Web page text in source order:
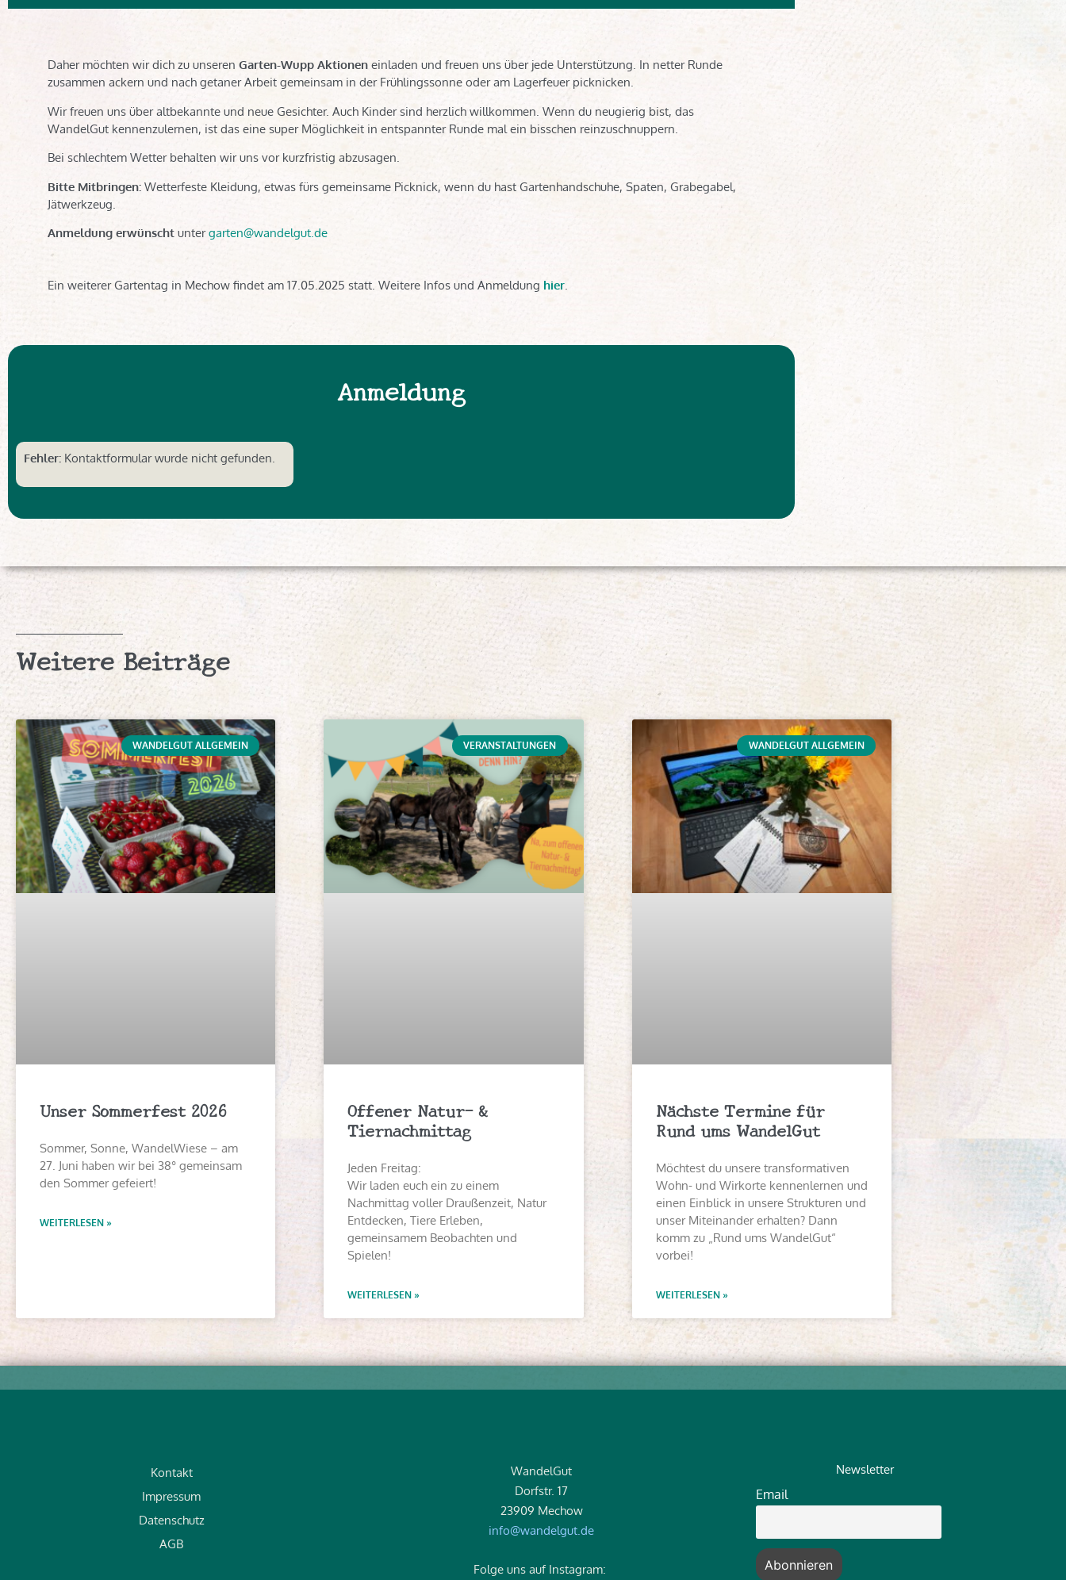
Daher möchten wir dich zu unseren Garten-Wupp Aktionen einladen und freuen uns über jede Unterstützung. In netter Runde
zusammen ackern und nach getaner Arbeit gemeinsam in der Frühlingssonne oder am Lagerfeuer picknicken.
Wir freuen uns über altbekannte und neue Gesichter. Auch Kinder sind herzlich willkommen. Wenn du neugierig bist, das
WandelGut kennenzulernen, ist das eine super Möglichkeit in entspannter Runde mal ein bisschen reinzuschnuppern.
Bei schlechtem Wetter behalten wir uns vor kurzfristig abzusagen.
Bitte Mitbringen: Wetterfeste Kleidung, etwas fürs gemeinsame Picknick, wenn du hast Gartenhandschuhe, Spaten, Grabegabel,
Jätwerkzeug.
Anmeldung erwünscht untergarten@wandelgut.de
Ein weiterer Gartentag in Mechow findet am 17.05.2025 statt. Weitere Infos und Anmeldung hier.
Anmeldung
Fehler: Kontaktformular wurde nicht gefunden.
Weitere Beiträge
WANDELGUT ALLGEMEIN
Unser Sommerfest 2026
Sommer, Sonne, WandelWiese – am
27. Juni haben wir bei 38° gemeinsam
den Sommer gefeiert!
WEITERLESEN »
VERANSTALTUNGEN
Offener Natur- &
Tiernachmittag
Jeden Freitag:
Wir laden euch ein zu einem
Nachmittag voller Draußenzeit, Natur
Entdecken, Tiere Erleben,
gemeinsamem Beobachten und
Spielen!
WEITERLESEN »
WANDELGUT ALLGEMEIN
Nächste Termine für
Rund ums WandelGut
Möchtest du unsere transformativen
Wohn- und Wirkorte kennenlernen und
einen Einblick in unsere Strukturen und
unser Miteinander erhalten? Dann
komm zu „Rund ums WandelGut“
vorbei!
WEITERLESEN »
Kontakt
Impressum
Datenschutz
AGB
WandelGut
Dorfstr. 17
23909 Mechow
info@wandelgut.de
Folge uns auf Instagram:
Newsletter
Email